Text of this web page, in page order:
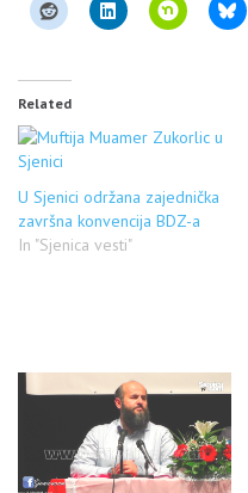
Related
U Sjenici održana zajednička
završna konvencija BDZ-a
In "Sjenica vesti"